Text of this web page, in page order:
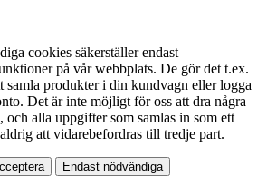
cookies säkerställer endast
på vår webbplats. De gör det t.ex.
samla produkter i din kundvagn eller logga
Det är inte möjligt för oss att dra några
och alla uppgifter som samlas in som ett
att vidarebefordras till tredje part.
Endast nödvändiga